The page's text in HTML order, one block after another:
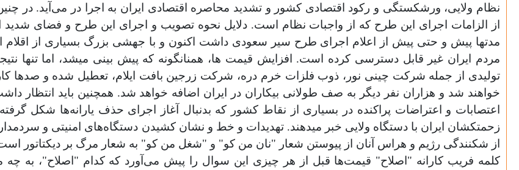
نظام ولایی، ورشکستگی و رکود اقتصادی کشور و تشدید محاصره اقتصادی ایران به اجرا در می‌‌آید. در
از الزامات اجرای این طرح که از واجبات نظام است. دلایل نحوه تصویب و اجرای این طرح و فضای
مدتها پیش و حتی پیش از اعلام اجرای طرح سیر سعودی داشت اکنون و با جهشی بزرگ بسیاری از
مردم ایران غیر قابل دسترسی‌ کرده است. افزایش قیمت ها، همنانگونه که پیش بینی‌ میشد، اما تنها
تولیدی از جمله شرکت چینی‌ نور، ذوب فلزات خرم دره، شرکت زرجین بافت ایلام، تعطیل شده و صد‌ها
خواهند شد و هزاران نفر دیگر به صف طولانی بیکاران در ایران اضافه خواهد شد. همچنین باید انتظار
اعتصابات و اعتراضات پراکنده در بسیاری از نقاط کشور که بدنبال آغاز اجرای حذف یارانه‌ها شکل
زحمتکشان ایران با دستگاه ولایی خبر میدهند. تهدیدات و خط و نشان کشیدن دستگاه‌های امنیتی و
از شکنندگی رژیم و هراس آنان از پیوستن شعار "نان من کو" و "شغل من کو" به شعار مرگ بر دیکتاتور
کلمه فریب کارانه "اصلاح" قیمت‌ها قبل از هر چیزی این سوال را پیش می‌‌آورد که کدام "اصلاح"، به